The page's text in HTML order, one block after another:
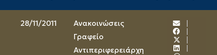
28/11/2011
Ανακοινώσεις
Γραφείο
Αντιπεριφερειάρχη